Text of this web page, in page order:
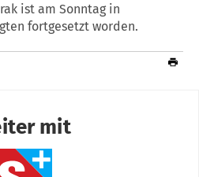
ist am Sonntag in
fortgesetzt worden.